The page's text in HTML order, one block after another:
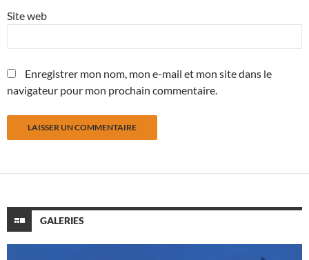
Site web
Enregistrer mon nom, mon e-mail et mon site dans le
navigateur pour mon prochain commentaire.
GALERIES